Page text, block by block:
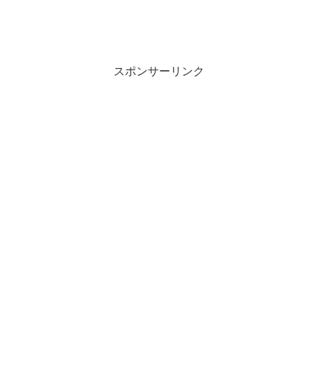
スポンサーリンク